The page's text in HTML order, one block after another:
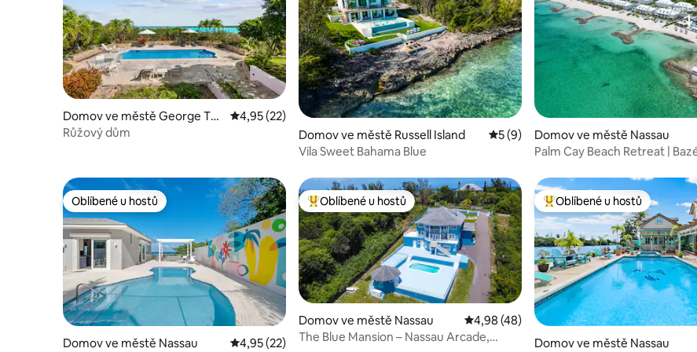
Domov ve městě George To
wn
Průměrné hodnocení 4,95 z 5, 22 hodnocení
4,95 (22)
Růžový dům
Domov ve městě Russell Island Průměrné hodnocení 5 z 5, 9
5 (9)
Vila Sweet Bahama Blue
Domov ve městě Nassau
Palm Cay Beach Retreat |
Oblíbené u hostů
Oblíbené u hostů
Domov ve městě Nassau Průměrné hodnocení 4,95 z 5, 22 hodnocení
4,95 (22)
Nejlepší v kategorii Oblíbené u hostů
Oblíbené u hostů
Domov ve městě Nassau Průměrné hodnocení 4,98 z 5, 48
4,98 (48)
The Blue Mansion – Nassau Arcade,
Nejlepší v kategorii Oblíbené
Oblíbené u hostů
Domov ve městě Nassau